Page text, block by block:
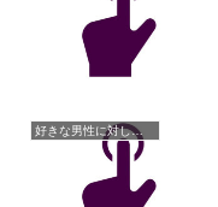
好きな男性に対しての悩み